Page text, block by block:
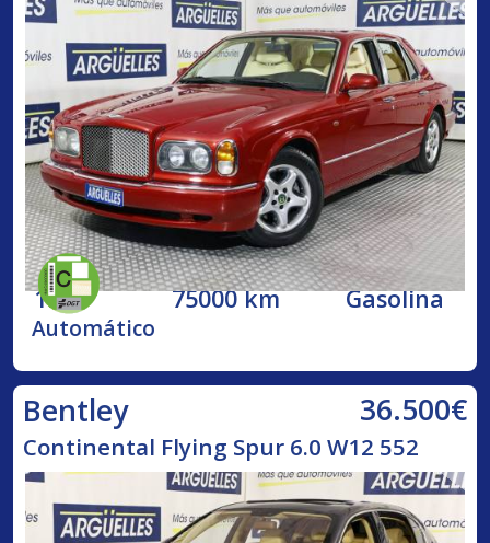
1998 75000 km Gasolina
Automático
Bentley 36.500€
Continental Flying Spur 6.0 W12 552